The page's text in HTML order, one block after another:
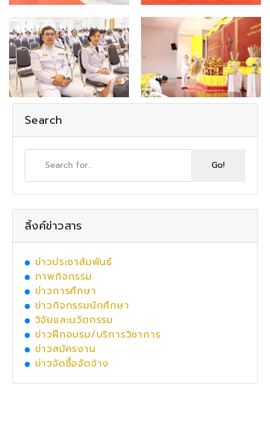
Search
ลิ้งค์ข่าวสาร
ข่าวประชาสัมพันธ์
ภาพกิจกรรม
ข่าวการศึกษา
ข่าวกิจกรรมนักศึกษา
วิจัยและนวัตกรรม
ข่าวฝึกอบรม/บริการวิชาการ
ข่าวสมัครงาน
ข่าวจัดซื้อจัดจ้าง